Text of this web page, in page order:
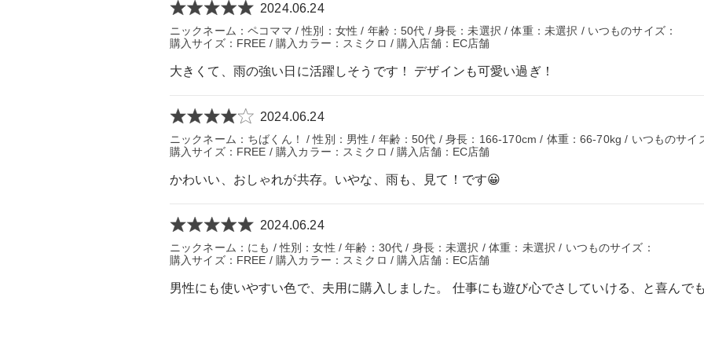
2024.06.24
ニックネーム：ペコママ / 性別：女性 / 年齢：50代 / 身長：未選択 / 体重：未選択 / いつものサイズ：
購入サイズ：FREE / 購入カラー：スミクロ / 購入店舗：EC店舗
大きくて、雨の強い日に活躍しそうです！ デザインも可愛い過ぎ！
2024.06.24
ニックネーム：ちばくん！ / 性別：男性 / 年齢：50代 / 身長：166-170cm / 体重：66-70kg / いつものサイ
購入サイズ：FREE / 購入カラー：スミクロ / 購入店舗：EC店舗
かわいい、おしゃれが共存。いやな、雨も、見て！です😀
2024.06.24
ニックネーム：にも / 性別：女性 / 年齢：30代 / 身長：未選択 / 体重：未選択 / いつものサイズ：
購入サイズ：FREE / 購入カラー：スミクロ / 購入店舗：EC店舗
男性にも使いやすい色で、夫用に購入しました。 仕事にも遊び心でさしていける、と喜んで